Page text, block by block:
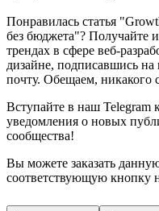
Понравилась статья
без бюджета"? Получайте
трендах в сфере веб-
дизайне, подписавшись на
почту. Обещаем, никакого
Вступайте в наш Telegram
уведомления о новых
сообщества!
Вы можете заказать
соответствующую кнопку